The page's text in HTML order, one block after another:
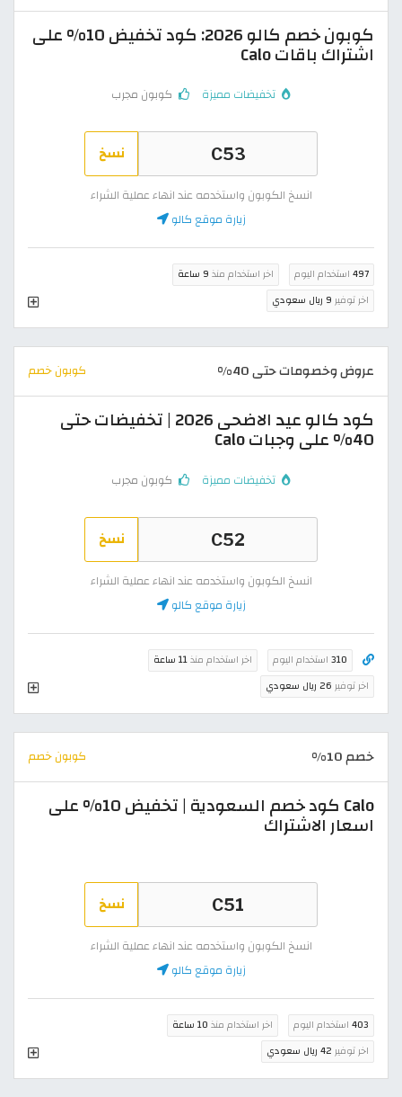
كوبون خصم كالو 2026: كود تخفيض 10% على
اشتراك باقات Calo
تخفيضات مميزة كوبون مجرب
نسخ
انسخ الكوبون واستخدمه عند انهاء عملية الشراء
زيارة موقع كالو
497 استخدام اليوم اخر استخدام منذ 9 ساعة
اخر توفير 9 ريال سعودي
عروض وخصومات حتى 40% كوبون خصم
كود كالو عيد الاضحى 2026 | تخفيضات حتى
40% على وجبات Calo
تخفيضات مميزة كوبون مجرب
نسخ
انسخ الكوبون واستخدمه عند انهاء عملية الشراء
زيارة موقع كالو
310 استخدام اليوم اخر استخدام منذ11 ساعة
اخر توفير 26 ريال سعودي
خصم 10% كوبون خصم
Calo كود خصم السعودية | تخفيض 10% على
اسعار الاشتراك
نسخ
انسخ الكوبون واستخدمه عند انهاء عملية الشراء
زيارة موقع كالو
403 استخدام اليوم اخر استخدام منذ 10 ساعة
اخر توفير 42 ريال سعودي